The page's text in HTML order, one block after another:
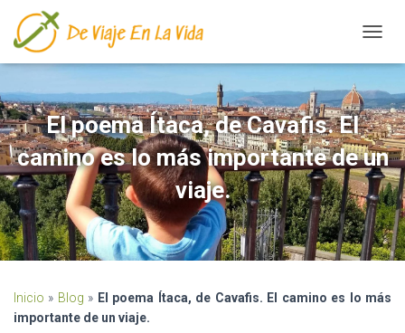
El poema Ítaca, de Cavafis. El
camino es lo más importante de un
viaje.
Inicio » Blog » El poema Ítaca, de Cavafis. El camino es lo más
importante de un viaje.